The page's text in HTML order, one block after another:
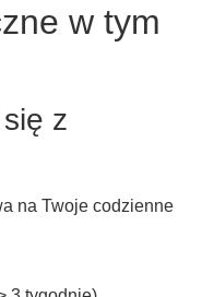
w tym
z
na Twoje codzienne